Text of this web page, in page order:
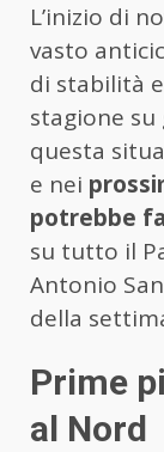
L’inizio di
vasto
di stabilità
stagione su
questa
e nei
potrebbe
su tutto il
Antonio
della
Prime
al Nord